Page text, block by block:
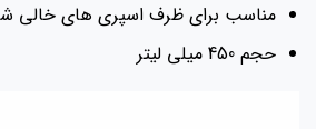
مناسب برای ظرف اسپری های خالی شده
حجم 450 میلی لیتر